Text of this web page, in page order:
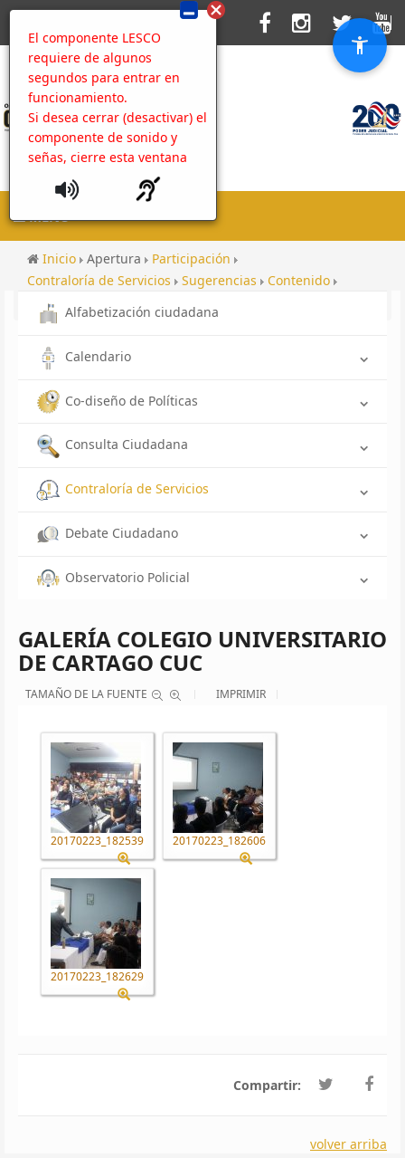
El componente LESCO
requiere de algunos
segundos para entrar en
funcionamiento.
Si desea cerrar (desactivar) el
componente de sonido y
señas, cierre esta ventana
MENU
Inicio Apertura
Participación
Contraloría de Servicios
Sugerencias
Contenido
Galería Colegio Universitario de Cartago CUC
Alfabetización ciudadana
Calendario
Co-diseño de Políticas
Consulta Ciudadana
Contraloría de Servicios
Debate Ciudadano
Observatorio Policial
GALERÍA COLEGIO UNIVERSITARIO
DE CARTAGO CUC
TAMAÑO DE LA FUENTE IMPRIMIR
20170223_182539 20170223_182606
20170223_182629
Compartir:
volver arriba